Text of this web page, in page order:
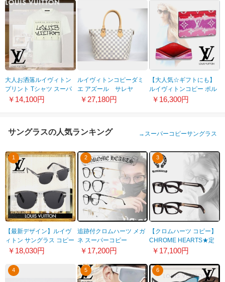
大人お洒落ルイヴィトン
プリント Tシャツ スーパ
ーコピー1AAGMB
￥14,100円
ルイヴィトンコピーダミ
エ アズール サレヤ
PM N51186
￥27,180円
【大人気☆ギフトにも】
ルイヴィトンコピー ポル
ト カルト・サーンプル エ
￥16,300円
サングラスの人気ランキング → スーパーコピーサングラス
1
【最新デザイン】ルイヴ
ィトン サングラス コピー
便利でインザポケット
￥18,030円
2
追跡付クロムハーツ メガ
ネ スーパーコピー
￥17,200円
3
【クロムハーツ コピー】
CHROME HEARTS★定
番メガネ★
￥17,100円
4 5 6